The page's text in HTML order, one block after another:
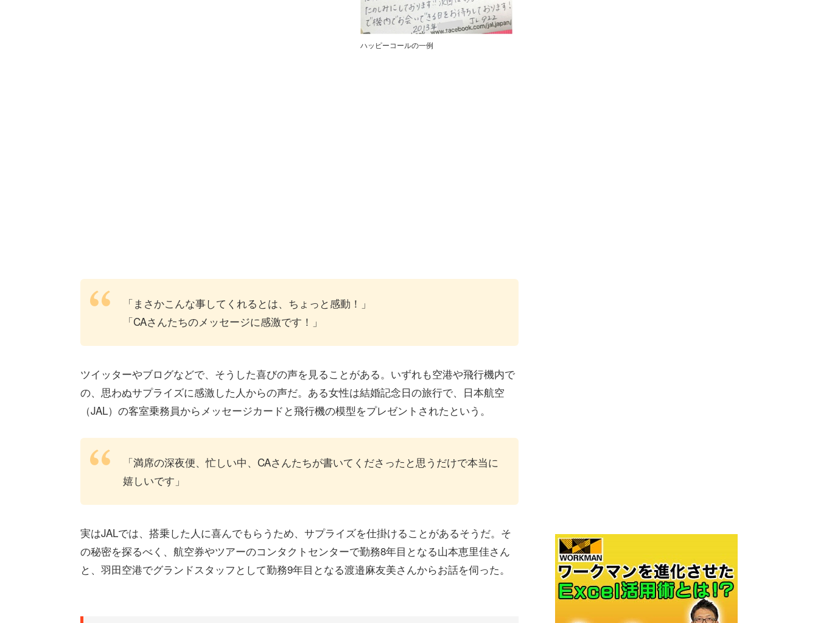
ハッピーコールの一例
「まさかこんな事してくれるとは、ちょっと感動！」
「CAさんたちのメッセージに感激です！」
ツイッターやブログなどで、そうした喜びの声を見ることがある。いずれも空港や飛行機内で
の、思わぬサプライズに感激した人からの声だ。ある女性は結婚記念日の旅行で、日本航空
（JAL）の客室乗務員からメッセージカードと飛行機の模型をプレゼントされたという。
「満席の深夜便、忙しい中、CAさんたちが書いてくださったと思うだけで本当に
嬉しいです」
実はJALでは、搭乗した人に喜んでもらうため、サプライズを仕掛けることがあるそうだ。そ
の秘密を探るべく、航空券やツアーのコンタクトセンターで勤務8年目となる山本恵里佳さん
と、羽田空港でグランドスタッフとして勤務9年目となる渡邉麻友美さんからお話を伺った。